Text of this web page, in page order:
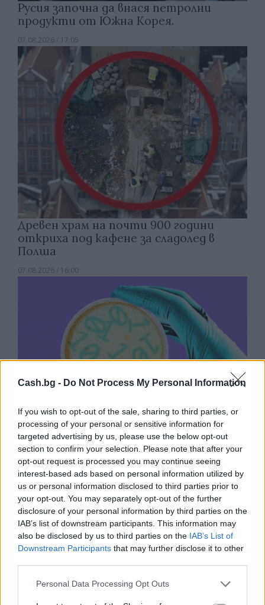
Cash.bg - Do Not Process My Personal Information
If you wish to opt-out of the sale, sharing to third parties, or
processing of your personal or sensitive information for
targeted advertising by us, please use the below opt-out
section to confirm your selection. Please note that after your
opt-out request is processed you may continue seeing
interest-based ads based on personal information utilized by
us or personal information disclosed to third parties prior to
your opt-out. You may separately opt-out of the further
disclosure of your personal information by third parties on the
IAB’s list of downstream participants. This information may
also be disclosed by us to third parties on the IAB’s List of
Downstream Participants that may further disclose it to other
Personal Data Processing Opt Outs
Русия започна да внася петролни
продукти от Южна Корея.
07.08.2026 / 17:05
Древен храм на почти 900 години
откриха под кафене за сладолед в
Полша
07.08.2026 / 16:00
Изкуствен интелект за първи път
създаде нови жизнеспособни вируси
07.08.2026 / 15:30